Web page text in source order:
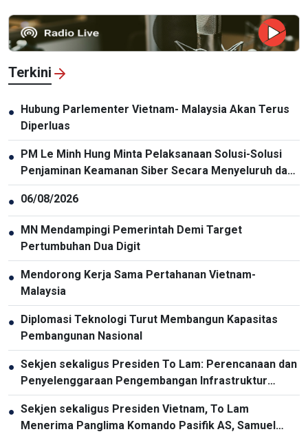
Terkini
● Hubung Parlementer Vietnam- Malaysia Akan Terus
Diperluas
● PM Le Minh Hung Minta Pelaksanaan Solusi-Solusi
Penjaminan Keamanan Siber Secara Menyeluruh dan
Sinkron
● 06/08/2026
● MN Mendampingi Pemerintah Demi Target
Pertumbuhan Dua Digit
● Mendorong Kerja Sama Pertahanan Vietnam-
Malaysia
● Diplomasi Teknologi Turut Membangun Kapasitas
Pembangunan Nasional
● Sekjen sekaligus Presiden To Lam: Perencanaan dan
Penyelenggaraan Pengembangan Infrastruktur
Harus Diperbarui
● Sekjen sekaligus Presiden Vietnam, To Lam
Menerima Panglima Komando Pasifik AS, Samuel